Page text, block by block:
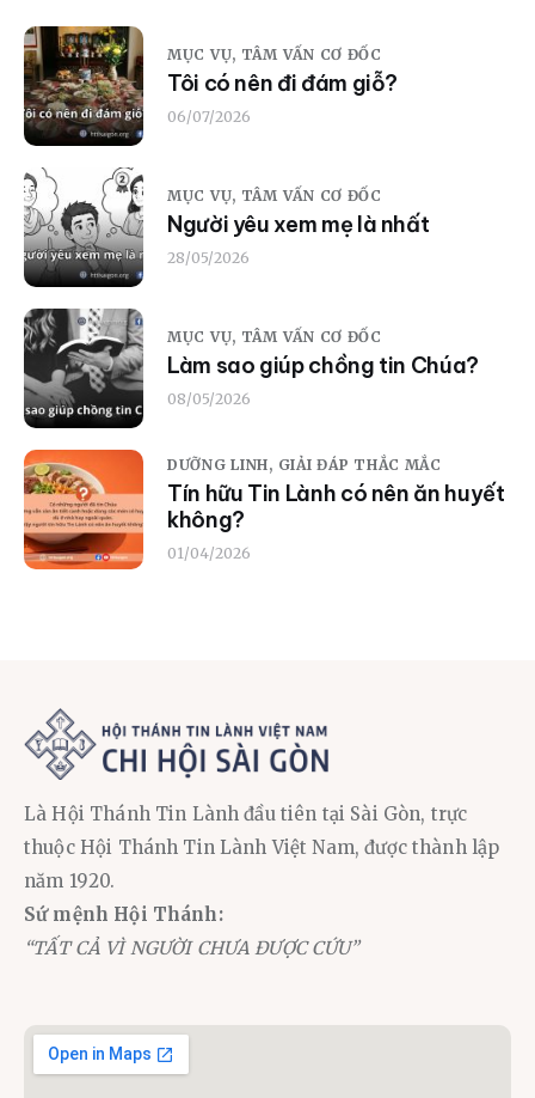
MỤC VỤ, TÂM VẤN CƠ ĐỐC
Tôi có nên đi đám giỗ?
06/07/2026
MỤC VỤ, TÂM VẤN CƠ ĐỐC
Người yêu xem mẹ là nhất
28/05/2026
MỤC VỤ, TÂM VẤN CƠ ĐỐC
Làm sao giúp chồng tin Chúa?
08/05/2026
DƯỠNG LINH, GIẢI ĐÁP THẮC MẮC
Tín hữu Tin Lành có nên ăn huyết
không?
01/04/2026
Là Hội Thánh Tin Lành đầu tiên tại Sài Gòn, trực
thuộc Hội Thánh Tin Lành Việt Nam, được thành lập
năm 1920.
Sứ mệnh Hội Thánh:
“TẤT CẢ VÌ NGƯỜI CHƯA ĐƯỢC CỨU”